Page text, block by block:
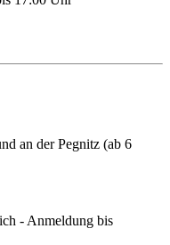
an der Pegnitz (ab 6
- Anmeldung bis